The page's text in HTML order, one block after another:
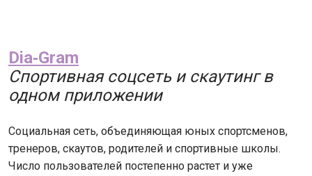
Dia‑Gram
Спортивная соцсеть и скаутинг в
одном приложении
Социальная сеть, объединяющая юных спортсменов,
тренеров, скаутов, родителей и спортивные школы.
Число пользователей постепенно растет и уже